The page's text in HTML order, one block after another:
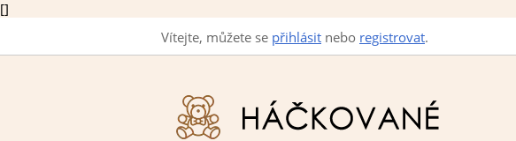
[]
Vítejte, můžete se přihlásit nebo registrovat.